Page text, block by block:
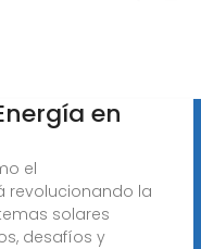
en
el
revolucionando la
solares
desafíos y